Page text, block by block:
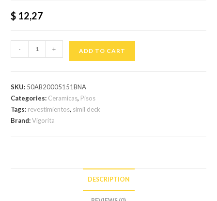
$ 12,27
- + ADD TO CART
SKU: 50AB20005151BNA
Categories: Ceramicas, Pisos
Tags: revestimientos, simil deck
Brand:Vigorita
DESCRIPTION